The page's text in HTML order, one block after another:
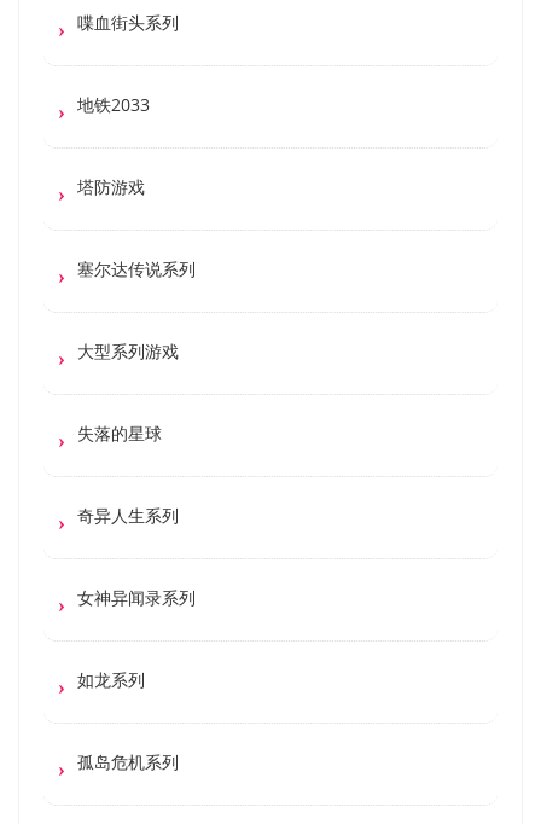
喋血街头系列
地铁2033
塔防游戏
塞尔达传说系列
大型系列游戏
失落的星球
奇异人生系列
女神异闻录系列
如龙系列
孤岛危机系列